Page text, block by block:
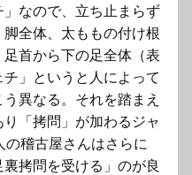
なので、立ち止まらず
全体、太ももの付け根
首から下の足全体（表
」というと人によって
異なる。それを踏まえ
「拷問」が加わるジャ
稽古屋さんはさらに
裏拷問を受ける」のが良